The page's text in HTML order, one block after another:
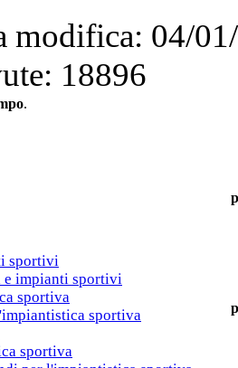
modifica: 04/
18896
.
sportivi
impianti sportivi
sportiva
sportiva
sportiva